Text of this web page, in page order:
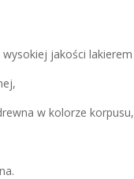
jakości lakierem
w kolorze korpusu,